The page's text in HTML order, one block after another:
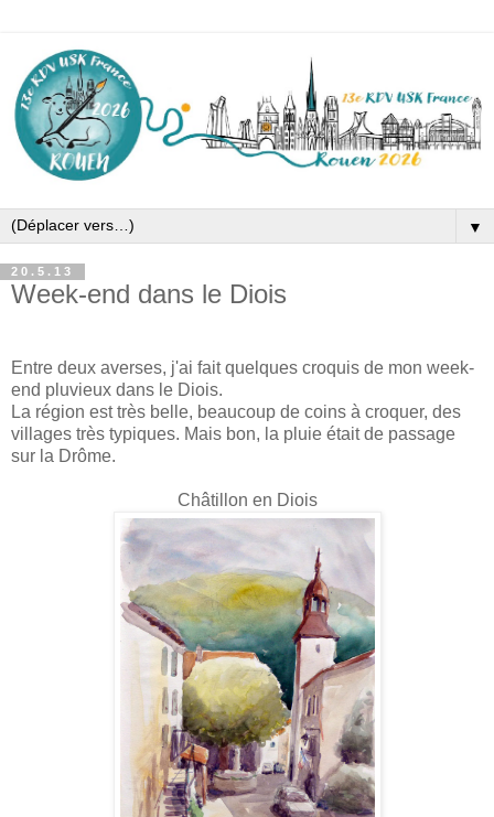
▼
20.5.13
Week-end dans le Diois
Entre deux averses, j'ai fait quelques croquis de mon week-
end pluvieux dans le Diois.
La région est très belle, beaucoup de coins à croquer, des
villages très typiques. Mais bon, la pluie était de passage
sur la Drôme.
Châtillon en Diois